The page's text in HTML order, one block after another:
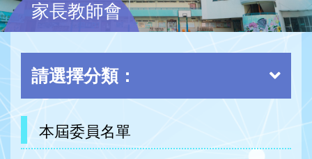
家長教師會
請選擇分類：
本屆委員名單